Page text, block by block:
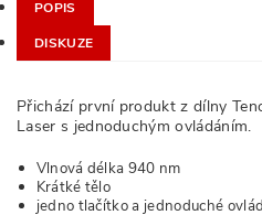
POPIS
DISKUZE
Přichází první produkt z dílny
Laser s jednoduchým ovládáním.
Vlnová délka 940 nm
Krátké tělo
jedno tlačítko a jednoduché